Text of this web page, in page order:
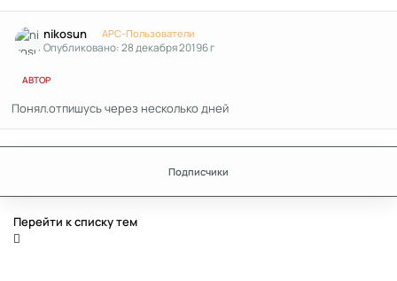
nikosun APC-Пользователи
Опубликовано:28 декабря 20196 г
АВТОР
Понял.отпишусь через несколько дней
Подписчики
Перейти к списку тем